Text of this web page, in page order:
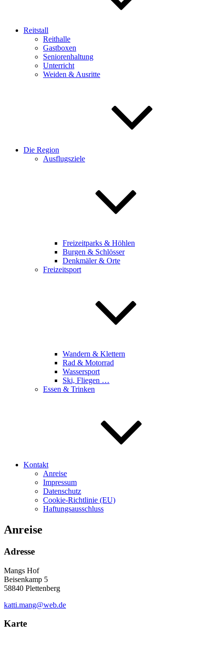
Reitstall
Reithalle
Gastboxen
Seniorenhaltung
Unterricht
Weiden & Ausritte
Die Region
Ausflugsziele
Freizeitparks & Höhlen
Burgen & Schlösser
Denkmäler & Orte
Freizeitsport
Wandern & Klettern
Rad & Motorrad
Wassersport
Ski, Fliegen …
Essen & Trinken
Kontakt
Anreise
Impressum
Datenschutz
Cookie-Richtlinie (EU)
Haftungsausschluss
Anreise
Adresse
Mangs Hof
Beisenkamp 5
58840 Plettenberg
katti.mang@web.de
Karte